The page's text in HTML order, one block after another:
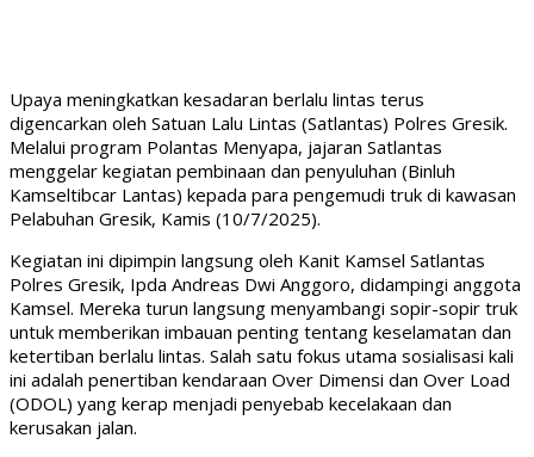
Upaya meningkatkan kesadaran berlalu lintas terus
digencarkan oleh Satuan Lalu Lintas (Satlantas) Polres Gresik.
Melalui program Polantas Menyapa, jajaran Satlantas
menggelar kegiatan pembinaan dan penyuluhan (Binluh
Kamseltibcar Lantas) kepada para pengemudi truk di kawasan
Pelabuhan Gresik, Kamis (10/7/2025).
Kegiatan ini dipimpin langsung oleh Kanit Kamsel Satlantas
Polres Gresik, Ipda Andreas Dwi Anggoro, didampingi anggota
Kamsel. Mereka turun langsung menyambangi sopir-sopir truk
untuk memberikan imbauan penting tentang keselamatan dan
ketertiban berlalu lintas. Salah satu fokus utama sosialisasi kali
ini adalah penertiban kendaraan Over Dimensi dan Over Load
(ODOL) yang kerap menjadi penyebab kecelakaan dan
kerusakan jalan.